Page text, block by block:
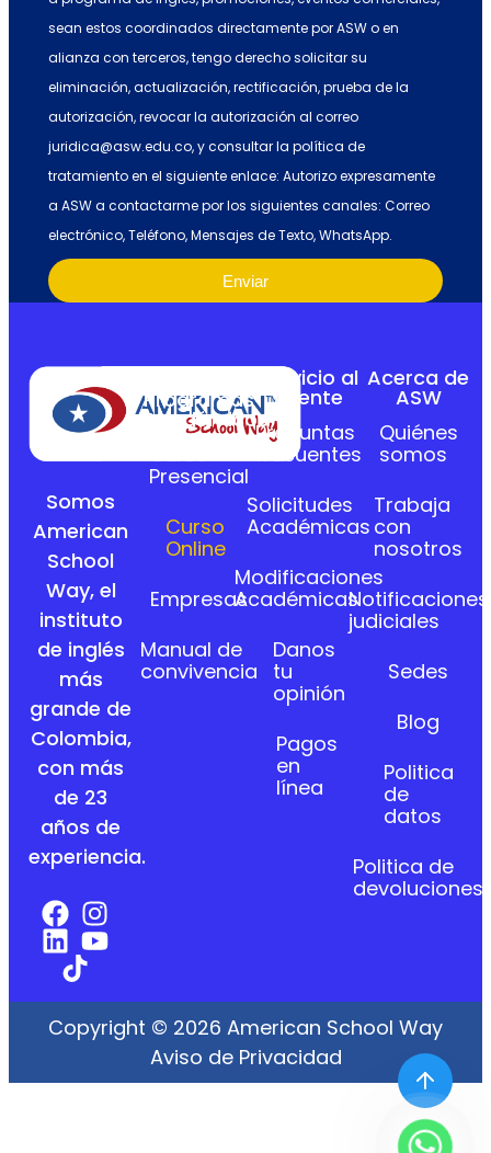
sean estos coordinados directamente por ASW o en
alianza con terceros, tengo derecho solicitar su
eliminación, actualización, rectificación, prueba de la
autorización, revocar la autorización al correo
juridica@asw.edu.co, y consultar la política de
tratamiento en el siguiente enlace: Autorizo expresamente
a ASW a contactarme por los siguientes canales: Correo
electrónico, Teléfono, Mensajes de Texto, WhatsApp.
Enviar
Somos
American
School
Way, el
instituto
de inglés
más
grande de
Colombia,
con más
de 23
años de
experiencia.
Programas
Académicos
Curso
Presencial
Curso
Online
Empresas
Manual de
convivencia
Servicio al
Cliente
Preguntas
frecuentes
Solicitudes
Académicas
Modificaciones
Académicas
Danos
tu
opinión
Pagos
en
línea
Acerca de
ASW
Quiénes
somos
Trabaja
con
nosotros
Notificaciones
judiciales
Sedes
Blog
Politica
de
datos
Politica de
devoluciones
Copyright © 2026 American School Way
Aviso de Privacidad